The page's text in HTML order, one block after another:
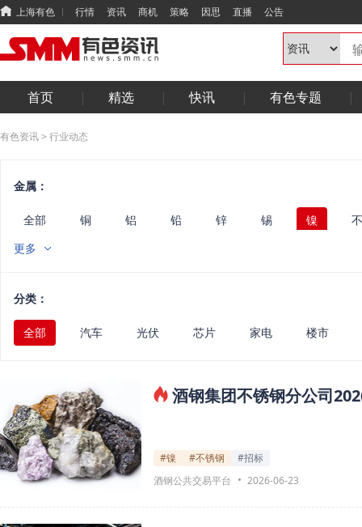
上海有色 行情 资讯 商机 策略 因思 直播 公告
首页 精选 快讯 有色专题
有色资讯> 行业动态
金属：
全部 铜 铝 铅 锌 锡 镍
锑
固态
更多
分类：
全部 汽车 光伏 芯片 家电 楼市
酒钢集团不锈钢分公司
#镍 #不锈钢
#招标
酒钢公共交易平台
2026-06-23